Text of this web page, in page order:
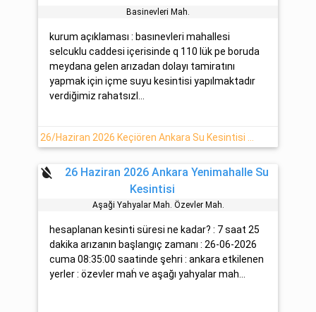
Basinevleri̇ Mah.
kurum açıklaması : basınevleri mahallesi
selcuklu caddesi içerisinde q 110 lük pe boruda
meydana gelen arızadan dolayı tamiratını
yapmak için içme suyu kesintisi yapılmaktadır
verdiğimiz rahatsızl...
format_color_reset
26 Haziran 2026 Ankara Yenimahalle Su
Kesintisi
Aşaği Yahyalar Mah. Özevler Mah.
hesaplanan kesinti süresi ne kadar? : 7 saat 25
dakika arızanın başlangıç zamanı : 26-06-2026
cuma 08:35:00 saatinde şehri : ankara etkilenen
yerler : özevler maḣ ve aşağı yahyalar mah...